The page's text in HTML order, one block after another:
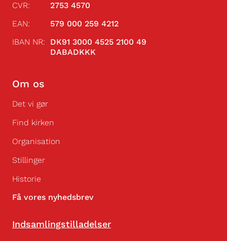
CVR: 2753 4570
EAN: 579 000 259 4212
IBAN NR: DK91 3000 4525 2100 49
DABADKKK
Om os
Det vi gør
Find kirken
Organisation
Stillinger
Historie
Få vores nyhedsbrev
Indsamlingstilladelser